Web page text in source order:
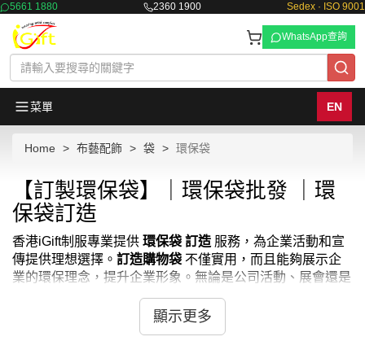
5661 1880 2360 1900 Sedex · ISO 9001
WhatsApp查詢
菜單 EN
Home 布藝配飾 袋 環保袋
【訂製環保袋】｜環保袋批發 ｜環
保袋訂造
香港iGift制服專業提供 環保袋 訂造 服務，為企業活動和宣
傳提供理想選擇。 訂造購物袋 不僅實用，而且能夠展示企
業的環保理念，提升企業形象。無論是公司活動、展會還是
員工福利，香港iGift制服的環保袋訂做
求。我們提供多種材質和款式選擇，確保每個
都能符合您的品牌風格。通過在
环保袋批发
顯示更多